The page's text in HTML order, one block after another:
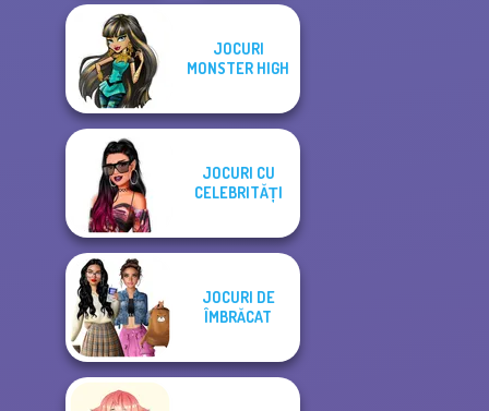
Manga Creator
World Of
Fantasy...
Princess Gala
JOCURI
MONSTER HIGH
JOCURI CU
CELEBRITĂȚI
JOCURI DE
ÎMBRĂCAT